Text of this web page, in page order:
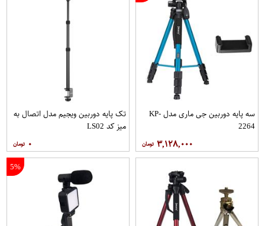
سه پایه دوربین جی ماری مدل KP-
2264
۳,۱۲۸,۰۰۰
تک پایه دوربین ویجیم مدل اتصال به
میز کد LS02
۰
5%